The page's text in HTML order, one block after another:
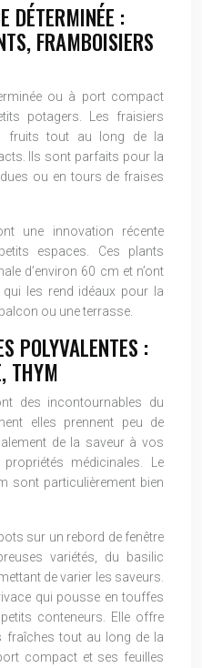
DÉTERMINÉE :
FRAMBOISIERS
ou à port compact
potagers. Les fraisiers
fruits tout au long de la
Ils sont parfaits pour la
ou en tours de fraises
une innovation récente
espaces. Ces plants
d’environ 60 cm et n’ont
les rend idéaux pour la
ou une terrasse.
POLYVALENTES :
THYM
des incontournables du
elles prennent peu de
de la saveur à vos
médicinales. Le
sont particulièrement bien
sur un rebord de fenêtre
variétés, du basilic
de varier les saveurs.
qui pousse en touffes
conteneurs. Elle offre
fraîches tout au long de la
compact et ses feuilles